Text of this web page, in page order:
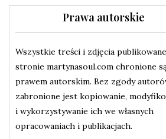
Prawa autorskie
Wszystkie treści i zdjęcia
stronie martynasoul.com chronione
prawem autorskim. Bez zgody
zabronione jest kopiowanie,
i wykorzystywanie ich we własnych
opracowaniach i publikacjach.